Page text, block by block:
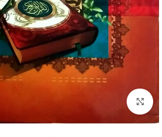
Click to enlarge